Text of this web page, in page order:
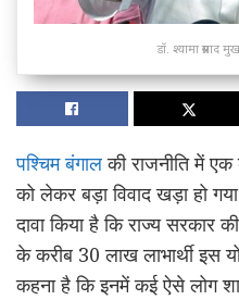
डॉ. श्यामा प्रसाद
पश्चिम बंगालकी राजनीति में
को लेकर बड़ा विवाद खड़ा हो
दावा किया है कि राज्य सरकार
के करीब 30 लाख लाभार्थी इस
कहना है कि इनमें कई ऐसे लोग